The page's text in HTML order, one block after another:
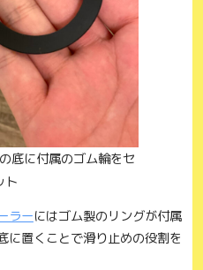
底に付属のゴム輪をセ
ト
ラーにはゴム製のリングが付属
に置くことで滑り止めの役割を